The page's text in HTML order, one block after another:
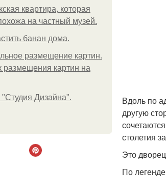
квартира, которая
на частный музей.
банан дома.
размещение картин.
размещения картин на
"Студия Дизайна".
Вдоль по
другую
столетия
Это
По